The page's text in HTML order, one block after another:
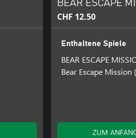
BEAR ESCAPE
CHF 12.50
Enthaltene Spiele
BEAR ESCAPE
Bear Escape Mission
ZUM